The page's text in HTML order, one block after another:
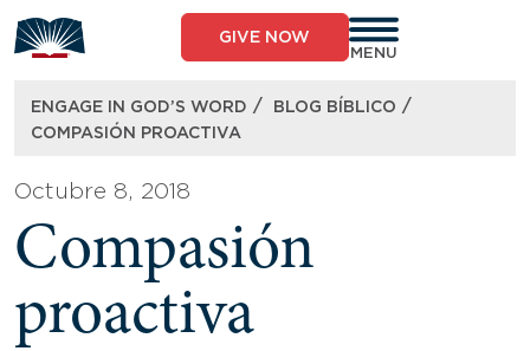
to
content
GIVE NOW
MENU
ENGAGE IN GOD’S WORD / BLOG BÍBLICO /
COMPASIÓN PROACTIVA
Octubre 8, 2018
Compasión
proactiva